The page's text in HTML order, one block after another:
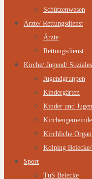
Schützenwesen
Ärzte/ Rettungsdienst
Ärzte
Rettungsdienst
Kirche/ Jugend/ Soziales
Jugendgruppen
Kindergärten
Kinder und
Kirchliche
Kolping
Sport
TuS Belecke